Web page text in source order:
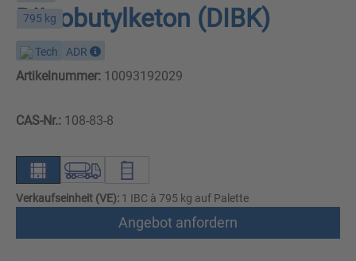
795 kg
Diisobutylketon (DIBK)
Tech ADR
Artikelnummer: 10093192029
CAS-Nr.: 108-83-8
Verkaufseinheit (VE): 1 IBC à 795 kg auf Palette
Angebot anfordern